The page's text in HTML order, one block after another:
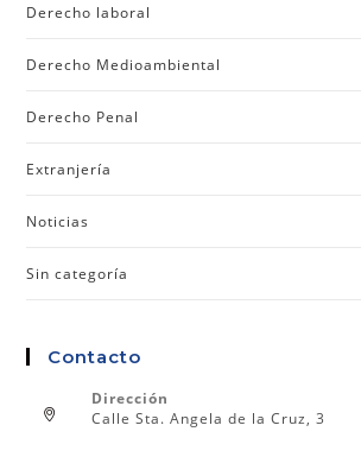
Derecho laboral
Derecho Medioambiental
Derecho Penal
Extranjería
Noticias
Sin categoría
Contacto
Dirección
Calle Sta. Angela de la Cruz, 3